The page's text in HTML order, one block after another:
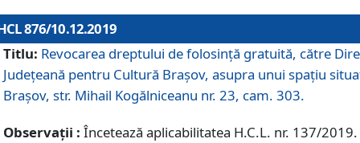
876/10.12.2019
Titlu: Revocarea dreptului de folosinţă gratuită, către
Judeţeană pentru Cultură Braşov, asupra unui spaţiu
Braşov, str. Mihail Kogălniceanu nr. 23, cam. 303.
Observații : Încetează aplicabilitatea H.C.L. nr. 137/2019.